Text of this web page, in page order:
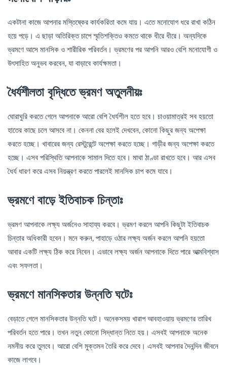
একটানা কাজে আপনার মস্তিষ্কের কার্যকরিতা কমে যায়। এতে মনোযোগ ধরে রাখা কঠিন
হয়ে পড়ে। এ ছাড়া অতিরিক্ত চাপে স্মৃতিশক্তিও কমতে থাকে ধীরে ধীরে। অন্যদিকে
ভ্রমণে আসে মানসিক ও শারীরিক পরিবর্তন। ভ্রমণের পর আপনি আরও বেশি মনোযোগী ও
উৎসাহিত অনুভব করবেন, যা বাড়াবে কার্যক্ষমতা।
ধৈর্যশীলতা বৃদ্ধিতে ভ্রমণ অতুলনীয়ঃ
ঘোরাঘুরি করতে গেলে আপনাকে আরো বেশি ধৈর্যশীল হতে হবে। চাওয়ামাত্রই সব হয়তো
হাতের কাছে চলে আসবে না। কেননা বের হলেই দেখবেন, কোনো কিছুর জন্য অপেক্ষা
করতে হচ্ছে। খাবারের জন্য রেস্টুরেন্টে অপেক্ষা করতে হচ্ছে। গাড়ীর জন্য অপেক্ষা করতে
হচ্ছে। এসব পরিস্থিতি আপনাকে সামাল দিতে হবে। মাথা ঠাণ্ডা রাখতে হবে। আর এসব
ধৈর্য ধারণ করে এসব নিয়ন্ত্রণ করতে পারলেই মানসিক চাপ কমে যাবে।
ভ্রমণে বাড়ে ইতিবাচক চিন্তাঃ
ভ্রমণ আপনাকে লক্ষ্য অর্জনেও সাহায্য করবে। ভ্রমণ করলে আপনি কিছুটা ইতিবাচক
চিন্তার অধিকারী হবেন। মনে করুন, পাহাড়ে ওঠার লক্ষ্য অর্জন করলে আপনি হয়তো
আবার একটি লক্ষ্য ঠিক করে নিবেন। এভাবে লক্ষ্য অর্জন আপনাকে দিতে পারে আত্মবিশ্বাস
এবং সফলতা।
ভ্রমণে মানসিকতার উন্নতি ঘটেঃ
বেড়াতে গেলে মানসিকতার উন্নতি ঘটে। অনেকসময় খারাপ আবহাওয়ায় ভ্রমণের তারিখ
পরিবর্তন হতে পারে। তখন নতুন কোনো সিদ্ধান্ত নিতে হয়। এসবই আপনাকে অনেক
নমনীয় করে তুলবে। আরো বেশি মুক্তমন তৈরি করে দেবে। এসবই আপনার দৈনন্দিন জীবনে
কাজে লাগবে।